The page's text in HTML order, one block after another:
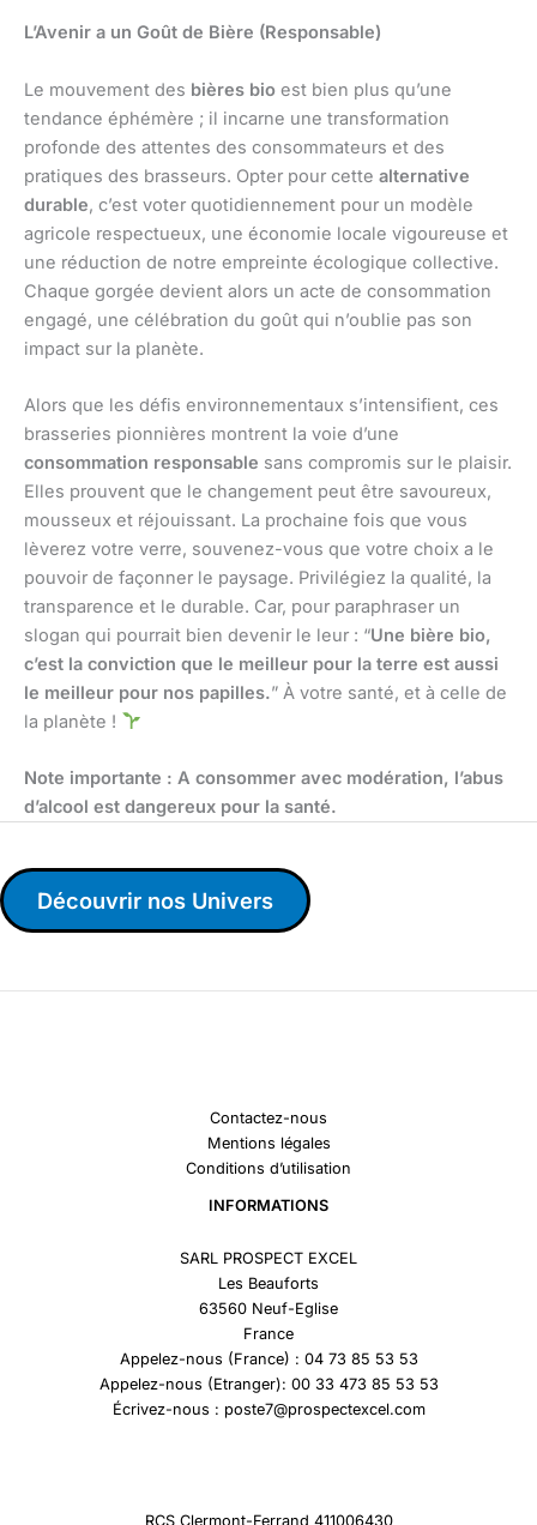
L’Avenir a un Goût de Bière (Responsable)
Le mouvement des bières bio est bien plus qu’une
tendance éphémère ; il incarne une transformation
profonde des attentes des consommateurs et des
pratiques des brasseurs. Opter pour cette alternative
durable, c’est voter quotidiennement pour un modèle
agricole respectueux, une économie locale vigoureuse et
une réduction de notre empreinte écologique collective.
Chaque gorgée devient alors un acte de consommation
engagé, une célébration du goût qui n’oublie pas son
impact sur la planète.
Alors que les défis environnementaux s’intensifient, ces
brasseries pionnières montrent la voie d’une
consommation responsable sans compromis sur le plaisir.
Elles prouvent que le changement peut être savoureux,
mousseux et réjouissant. La prochaine fois que vous
lèverez votre verre, souvenez-vous que votre choix a le
pouvoir de façonner le paysage. Privilégiez la qualité, la
transparence et le durable. Car, pour paraphraser un
slogan qui pourrait bien devenir le leur : “Une bière bio,
c’est la conviction que le meilleur pour la terre est aussi
le meilleur pour nos papilles.” À votre santé, et à celle de
la planète !
Note importante : A consommer avec modération, l’abus
d’alcool est dangereux pour la santé.
Découvrir nos Univers
Contactez-nous
Mentions légales
Conditions d’utilisation
INFORMATIONS
SARL PROSPECT EXCEL
Les Beauforts
63560 Neuf-Eglise
France
Appelez-nous (France) : 04 73 85 53 53
Appelez-nous (Etranger): 00 33 473 85 53 53
Écrivez-nous : poste7@prospectexcel.com
RCS Clermont-Ferrand 411006430